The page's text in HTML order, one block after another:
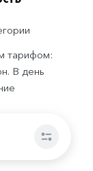
тарифом:
В день
временем